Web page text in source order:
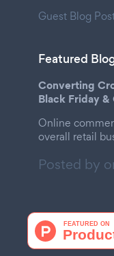
Guest Blog
Featured
Converting
Black Friday
Online
overall retail
Posted by